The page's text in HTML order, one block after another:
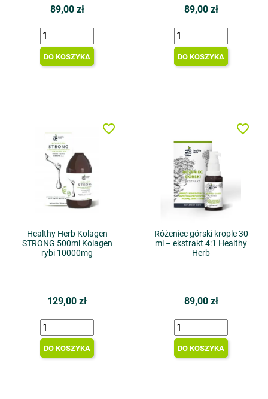
89,00 zł
DO KOSZYKA
89,00 zł
DO KOSZYKA
Healthy Herb Kolagen
STRONG 500ml Kolagen
rybi 10000mg
129,00 zł
DO KOSZYKA
favorite_border
Różeniec górski krople 30
ml – ekstrakt 4:1 Healthy
Herb
89,00 zł
DO KOSZYKA
favorite_border